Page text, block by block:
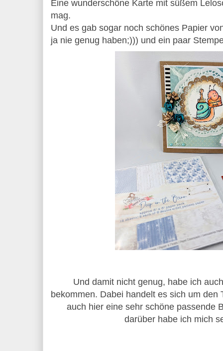
Eine wunderschöne Karte mit süßem
mag.
Und es gab sogar noch schönes Papier
ja nie genug haben;))) und ein paar
Und damit nicht genug, habe ich
bekommen. Dabei handelt es sich um den
auch hier eine sehr schöne passende
darüber habe ich mich